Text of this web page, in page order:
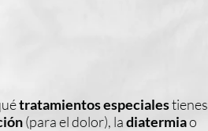
tratamientos especialestienes
(para el dolor), ladiatermiao